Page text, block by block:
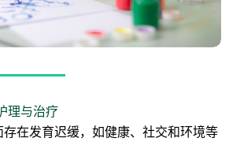
理与治疗
在发育迟缓，如健康、社交和环境等